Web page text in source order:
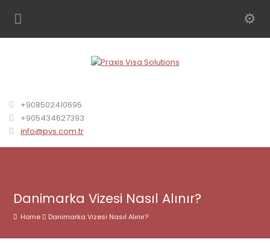
+908502410695
+905434627393
info@pvs.com.tr
Danimarka Vizesi Nasıl Alınır?
Home Danimarka Vizesi Nasıl Alınır?